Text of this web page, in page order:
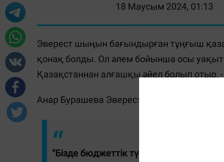
18 Маусым 2024, 01:13
Эверест шыңын бағындырған тұңғыш
қонақ болды. Ол әлем бойынша осы
Қазақстаннан алғашқы әйел болып отыр,
Анар Бурашева Эверестке көтерілу қанша
"Бізде бюджеттік түрі болды. Біздің